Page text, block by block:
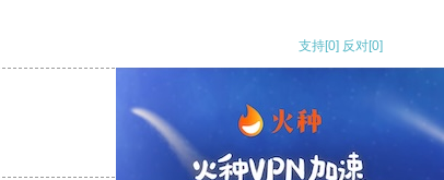
支持[0] 反对[0]
支持 反对